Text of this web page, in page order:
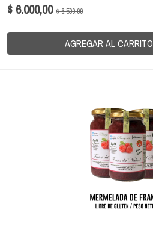
$ 6.000,00 $ 6.500,00
AGREGAR AL CARRITO